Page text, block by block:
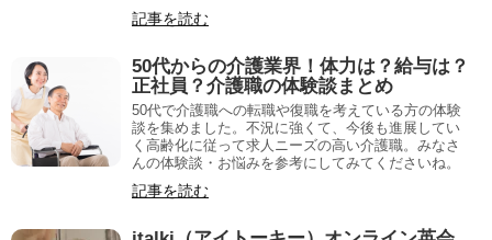
記事を読む
50代からの介護業界！体力は？給与は？
正社員？介護職の体験談まとめ
50代で介護職への転職や復職を考えている方の体験
談を集めました。不況に強くて、今後も進展してい
く高齢化に従って求人ニーズの高い介護職。みなさ
んの体験談・お悩みを参考にしてみてくださいね。
記事を読む